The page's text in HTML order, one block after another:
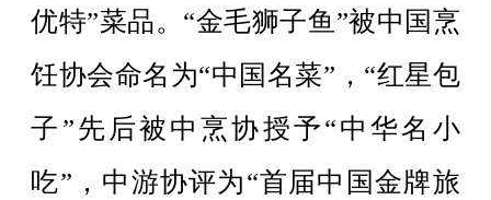
优特”菜品。“金毛狮子鱼”被中国烹
饪协会命名为“中国名菜”，“红星包
子”先后被中烹协授予“中华名小
吃”，中游协评为“首届中国金牌旅